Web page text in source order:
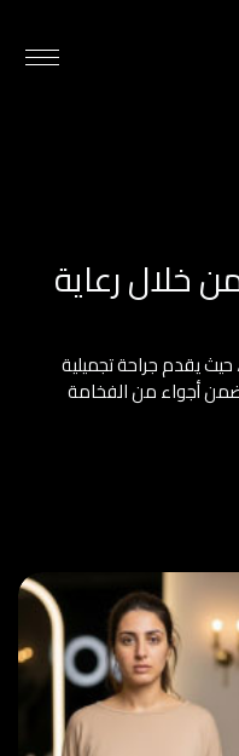
خلال رعاية
يقدم جراحة تجميلية
أجواء من الفخامة